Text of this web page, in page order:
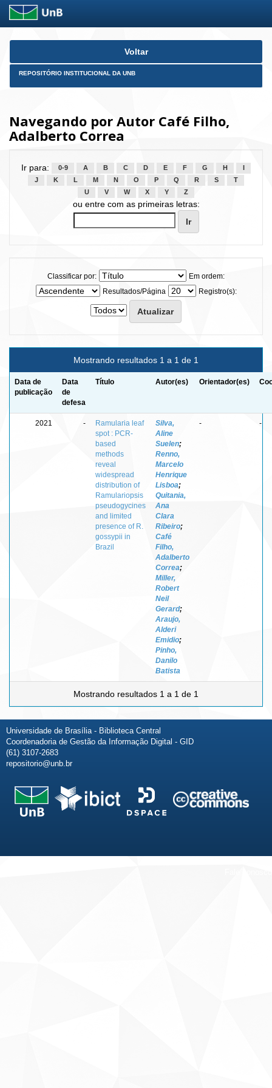
Skip
Voltar
REPOSITÓRIO INSTITUCIONAL DA UNB
Navegando por Autor Café Filho,
Adalberto Correa
Ir para: 0-9 A B C D E F G H
J
K L M N O P Q R S
T
U
V W X Y Z
ou entre com as primeiras letras:
Classificar por:
Em ordem:
Resultados/Página
Registro(s):
Mostrando resultados 1 a 1 de 1
Data de
publicação
Data
de
defesa
Título Autor(es) Orientador(es)
2021 -
Ramularia leaf
spot : PCR-
based
methods
reveal
widespread
distribution of
Ramulariopsis
pseudogycines
and limited
presence of R.
gossypii in
Brazil
Silva,
Aline
Suelen;
Renno,
Marcelo
Henrique
Lisboa;
Quitania,
Ana
Clara
Ribeiro;
Café
Filho,
Adalberto
Correa;
Miller,
Robert
Neil
Gerard;
Araujo,
Alderi
Emidio;
Pinho,
Danilo
Batista
- -
Mostrando resultados 1 a 1 de 1
Universidade de Brasília - Biblioteca Central
Coordenadoria de Gestão da Informação Digital - GID
(61) 3107-2683
repositorio@unb.br